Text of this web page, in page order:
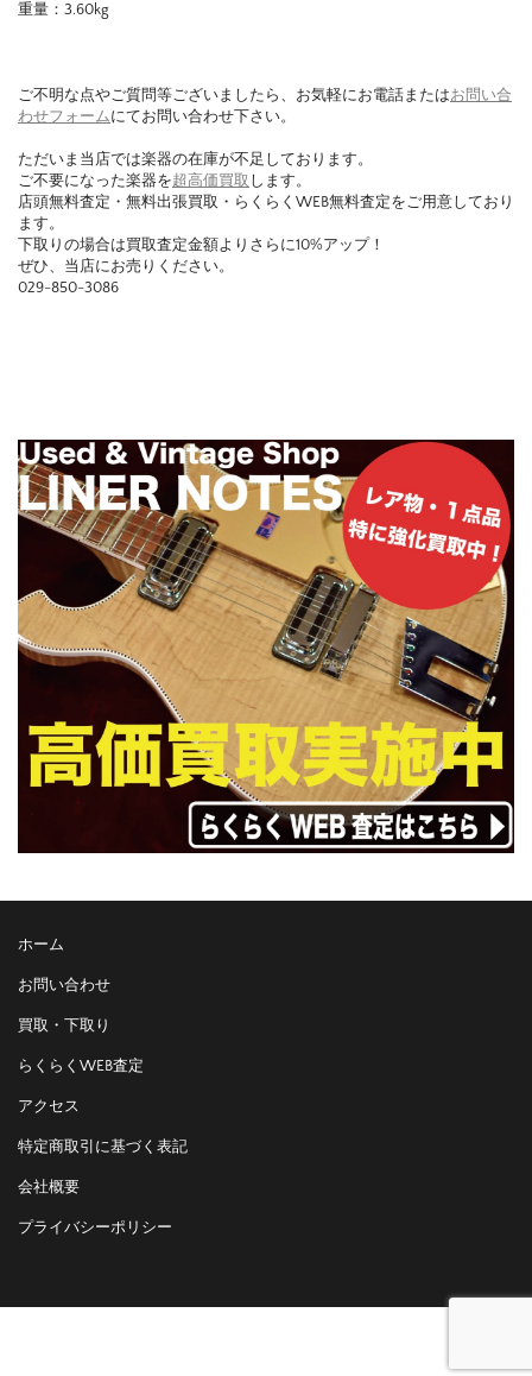
重量：3.60kg
ご不明な点やご質問等ございましたら、お気軽にお電話またはお問い合
わせフォーム にてお問い合わせ下さい。
ただいま当店では楽器の在庫が不足しております。
ご不要になった楽器を超高価買取 します。
店頭無料査定・無料出張買取・らくらくWEB無料査定をご用意しており
ます。
下取りの場合は買取査定金額よりさらに10%アップ！
ぜひ、当店にお売りください。
029-850-3086
ホーム
お問い合わせ
買取・下取り
らくらくWEB査定
アクセス
特定商取引に基づく表記
会社概要
プライバシーポリシー